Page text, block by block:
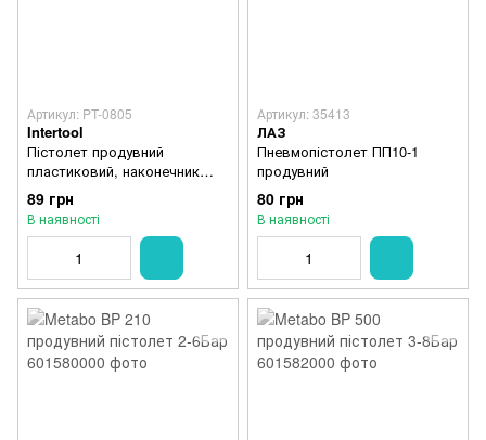
Артикул: PT-0805
Intertool
Пістолет продувний
пластиковий, наконечник
10см. з гумовою насадкою
INTERTOOL PT-0805
89 грн
В наявності
Артикул: 35413
ЛАЗ
Пневмопістолет ПП10-1
продувний
80 грн
В наявності